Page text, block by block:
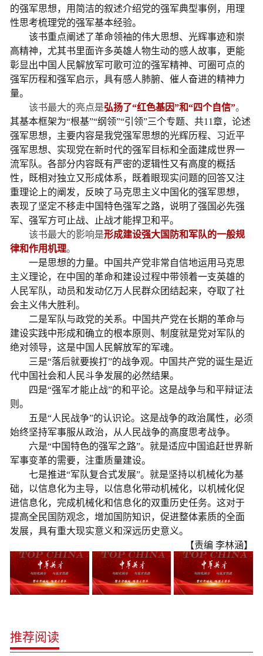
的强军思想，用简洁的叙述介绍党的强军典型事例，用理
性思考梳理党的强军基本经验。
该书重点阐述了革命领袖的伟大思想、光辉事迹和崇
高精神，尤其书里面许多英雄人物生动的感人故事，更能
彰显出中国人民解放军可歌可泣的强军精神、可圈可点的
强军历程和强军启示，具有感人肺腑、催人奋进的精神力
量。
该书最大的亮点是弘扬了“红色基因”和“四个自信”。
其基本框架为“根基”“纲领”“引领”三个专题、共11章，论述
强军思想，主要内容是我党强军思想的光辉历程、习近平
强军思想、实现党在新时代的强军目标和全面建成世界一
流军队。各部分内容既有严密的逻辑性又有高度的概括
性，既相对独立又形成体系，既着眼现实问题的回答又注
重理论上的阐发，反映了马克思主义中国化的强军思想，
表现了坚定不移走中国特色强军之路，说明了强国必先强
军、强军方可止战、止战才能捍卫和平。
该书最大的影响是形成建设强大国防和军队的一般规
律和作用机理。
一是思想的力量。中国共产党非常自信地运用马克思
主义理论，在中国的革命和建设过程中带领着一支英雄的
人民军队，动员和发动亿万人民群众团结起来，夺取了社
会主义伟大胜利。
二是军队与政党的关系。中国共产党在长期的革命与
建设实践中形成和确立的根本原则、制度就是党对军队的
绝对领导，这是中国人民解放军的军魂。
三是“落后就要挨打”的战争观。中国共产党的诞生是近
代中国社会和人民斗争发展的必然结果。
四是“强军才能止战”的和平论。这是战争与和平辩证法
则。
五是“人民战争”的认识论。这是战争的政治属性，必须
始终坚持军事服从政治，从人民战争的高度思考战争。
六是“中国特色的强军之路”。就是适应中国追赶世界新
军事变革的需要，注重质量建设。
七是推进“军队复合式发展”。就是坚持以机械化为基
础，以信息化为主导，以信息化带动机械化，以机械化促
进信息化，完成机械化和信息化的双重历史任务。这对于
提高全民国防观念，增加国防知识，促进整体素质的全面
发展，具有重大现实意义和深远历史意义。
【责编 李林涵】
推荐阅读